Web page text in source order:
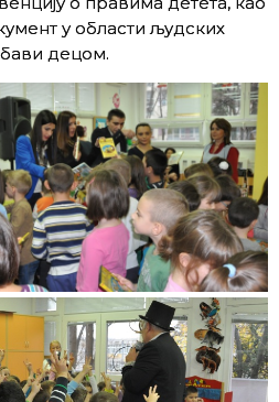
у области људских
децом.